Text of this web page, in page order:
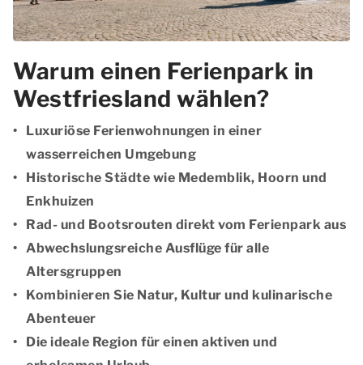
Warum einen Ferienpark in
Westfriesland wählen?
Luxuriöse Ferienwohnungen in einer
wasserreichen Umgebung
Historische Städte wie Medemblik, Hoorn und
Enkhuizen
Rad- und Bootsrouten direkt vom Ferienpark aus
Abwechslungsreiche Ausflüge für alle
Altersgruppen
Kombinieren Sie Natur, Kultur und kulinarische
Abenteuer
Die ideale Region für einen aktiven und